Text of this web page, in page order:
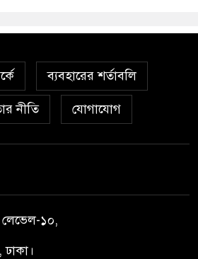
ব্যবহারের শর্তাবলি
নীতি যোগাযোগ
১০,
ঢাকা।